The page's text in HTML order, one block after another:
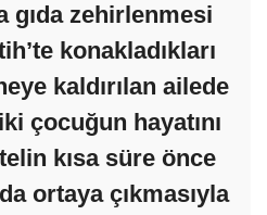
gıda zehirlenmesi
konakladıkları
kaldırılan ailede
çocuğun hayatını
kısa süre önce
ortaya çıkmasıyla